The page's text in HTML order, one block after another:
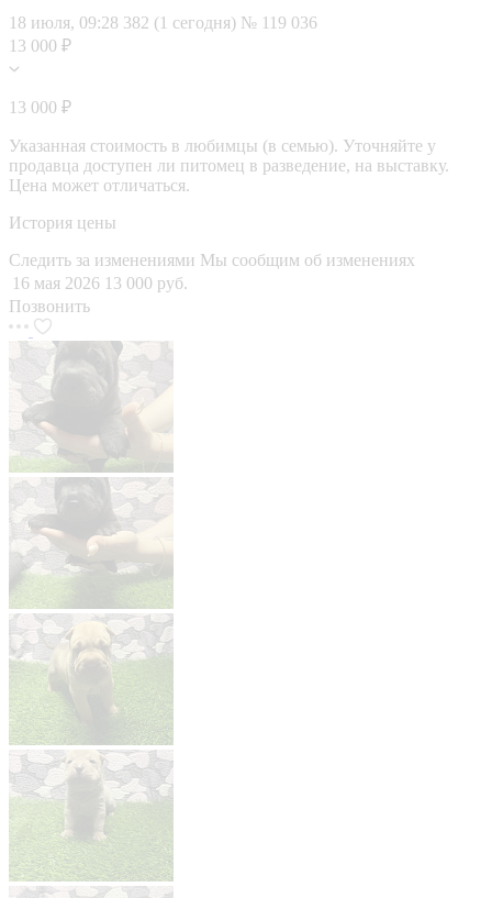
18 июля, 09:28 382 (1 сегодня) № 119 036
13 000 ₽
13 000 ₽
Указанная стоимость в любимцы (в семью). Уточняйте у
продавца доступен ли питомец в разведение, на выставку.
Цена может отличаться.
История цены
Следить за изменениями Мы сообщим об изменениях
16 мая 2026 13 000 руб.
Позвонить